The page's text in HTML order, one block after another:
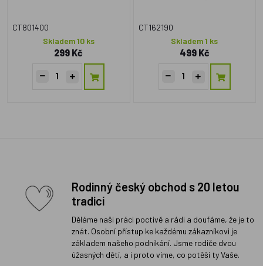
CT801400
Skladem 10 ks
299 Kč
CT162190
Skladem 1 ks
499 Kč
Rodinný český obchod s 20 letou
tradicí
Děláme naši práci poctivě a rádi a doufáme, že je to
znát. Osobní přístup ke každému zákazníkovi je
základem našeho podnikání. Jsme rodiče dvou
úžasných dětí, a i proto víme, co potěší ty Vaše.